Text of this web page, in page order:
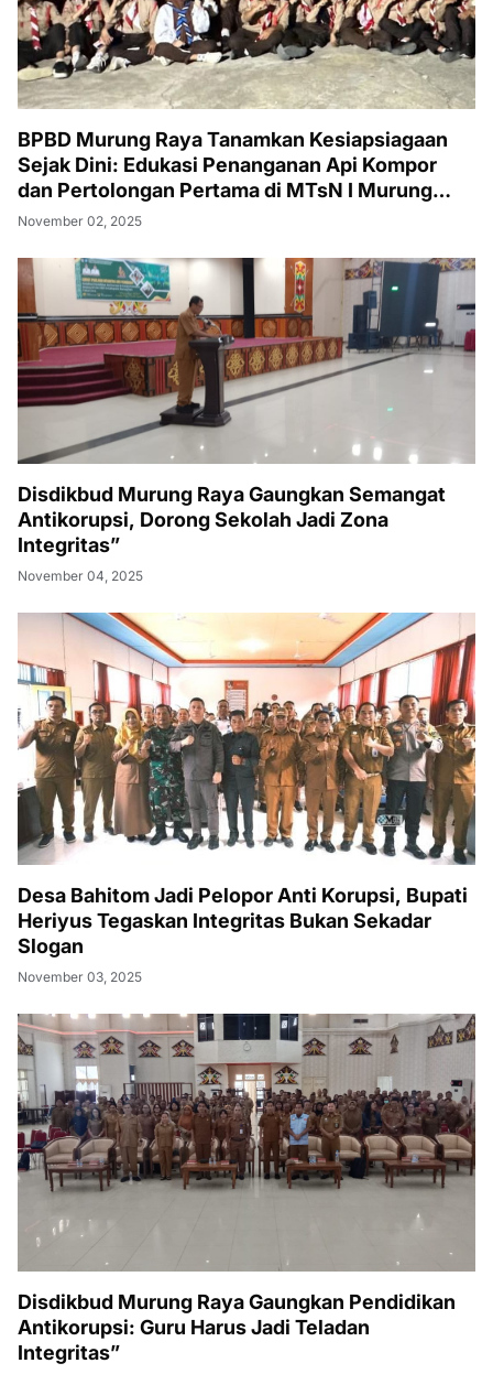
BPBD Murung Raya Tanamkan Kesiapsiagaan
Sejak Dini: Edukasi Penanganan Api Kompor
dan Pertolongan Pertama di MTsN I Murung
Raya
November 02, 2025
Disdikbud Murung Raya Gaungkan Semangat
Antikorupsi, Dorong Sekolah Jadi Zona
Integritas”
November 04, 2025
Desa Bahitom Jadi Pelopor Anti Korupsi, Bupati
Heriyus Tegaskan Integritas Bukan Sekadar
Slogan
November 03, 2025
Disdikbud Murung Raya Gaungkan Pendidikan
Antikorupsi: Guru Harus Jadi Teladan
Integritas”